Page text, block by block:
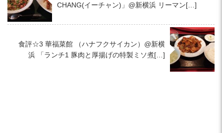
CHANG(イーチャン)」@新横浜 リーマン[…]
食評☆3 華福菜館 （ハナフクサイカン）@新横
浜 「ランチ1 豚肉と厚揚げの特製ミソ煮[…]